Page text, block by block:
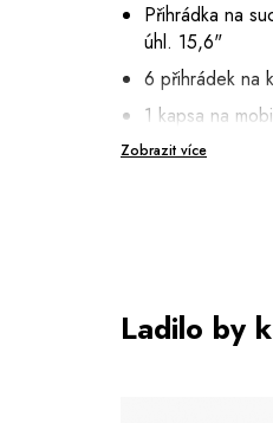
Přihrádka na
úhl. 15,6"
6 přihrádek na
1 kapsa na
zip
Zobrazit více
Ladilo by